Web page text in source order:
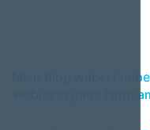
Mein Blog wabert
verblasst ganz